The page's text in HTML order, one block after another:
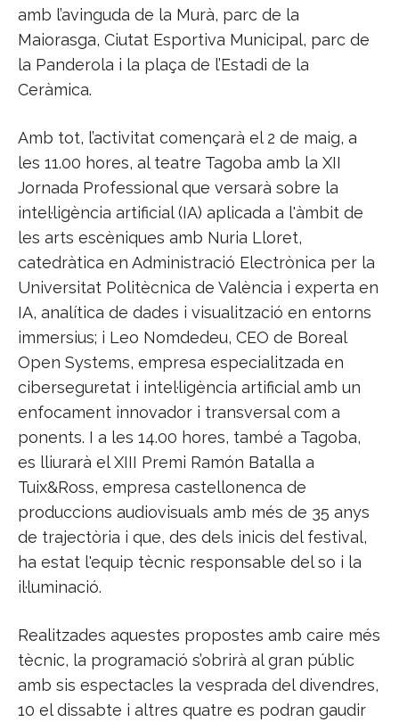
amb l’avinguda de la Murà, parc de la
Maiorasga, Ciutat Esportiva Municipal, parc de
la Panderola i la plaça de l’Estadi de la
Ceràmica.
Amb tot, l’activitat començarà el 2 de maig, a
les 11.00 hores, al teatre Tagoba amb la XII
Jornada Professional que versarà sobre la
intel·ligència artificial (IA) aplicada a l'àmbit de
les arts escèniques amb Nuria Lloret,
catedràtica en Administració Electrònica per la
Universitat Politècnica de València i experta en
IA, analítica de dades i visualització en entorns
immersius; i Leo Nomdedeu, CEO de Boreal
Open Systems, empresa especialitzada en
ciberseguretat i intel·ligència artificial amb un
enfocament innovador i transversal com a
ponents. I a les 14.00 hores, també a Tagoba,
es lliurarà el XIII Premi Ramón Batalla a
Tuix&Ross, empresa castellonenca de
produccions audiovisuals amb més de 35 anys
de trajectòria i que, des dels inicis del festival,
ha estat l'equip tècnic responsable del so i la
il·luminació.
Realitzades aquestes propostes amb caire més
tècnic, la programació s’obrirà al gran públic
amb sis espectacles la vesprada del divendres,
10 el dissabte i altres quatre es podran gaudir